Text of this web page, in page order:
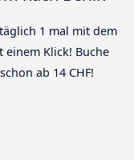
1 mal mit dem
einem Klick! Buche
ab 14 CHF!